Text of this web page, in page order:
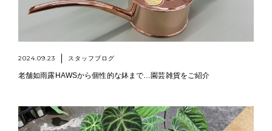
2024.09.23 スタッフブログ
老舗如雨露HAWSから個性的な鉢まで…園芸雑貨をご紹介